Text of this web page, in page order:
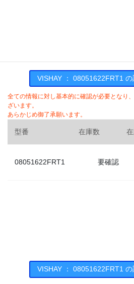
VISHAY ： 08051622FRT1
全ての情報に対し基本的に確認が必要となり
ざいます。
あらかじめ御了承願います。
型番 在庫数
08051622FRT1 要確認
VISHAY ： 08051622FRT1